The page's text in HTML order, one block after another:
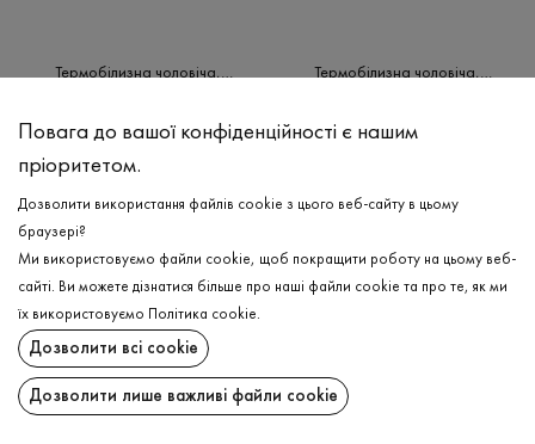
Термобілизна чоловіча,
S XL XXL 3XL
Термобілизна чоловіча,
3XL
Повага до вашої конфіденційності є нашим
пріоритетом.
Дозволити використання файлів cookie з цього веб-сайту в цьому
браузері?
Ми використовуємо файли cookie, щоб покращити роботу на цьому веб-
сайті. Ви можете дізнатися більше про наші файли cookie та про те, як ми
їх використовуємо
Політика cookie.
Дозволити всі cookie
Дозволити лише важливі файли cookie